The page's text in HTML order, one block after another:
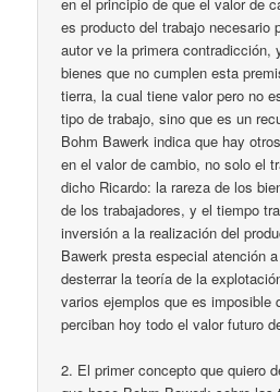
es producto del trabajo necesario
autor ve la primera contradicción,
bienes que no cumplen esta
tierra, la cual tiene valor pero no
tipo de trabajo, sino que es un
Bohm Bawerk indica que hay
en el valor de cambio, no solo el
dicho Ricardo: la rareza de los
de los trabajadores, y el tiempo
inversión a la realización del
Bawerk presta especial atención
desterrar la teoría de la
varios ejemplos que es imposible
perciban hoy todo el valor futuro
2. El primer concepto que quiero